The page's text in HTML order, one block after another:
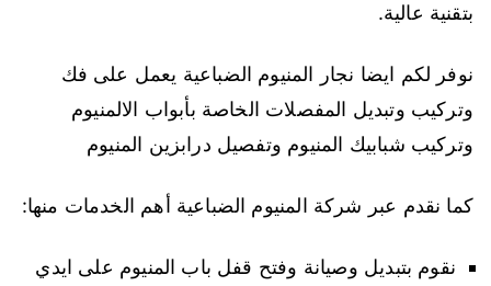
بتقنية عالية.
نوفر لكم ايضا نجار المنيوم الضباعية يعمل على فك
وتركيب وتبديل المفصلات الخاصة بأبواب الالمنيوم
وتركيب شبابيك المنيوم وتفصيل درابزين المنيوم
كما نقدم عبر شركة المنيوم الضباعية أهم الخدمات منها:
نقوم بتبديل وصيانة وفتح قفل باب المنيوم على ايدي